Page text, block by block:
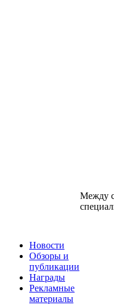
Новости
Обзоры и
публикации
Награды
Рекламные
материалы
Между